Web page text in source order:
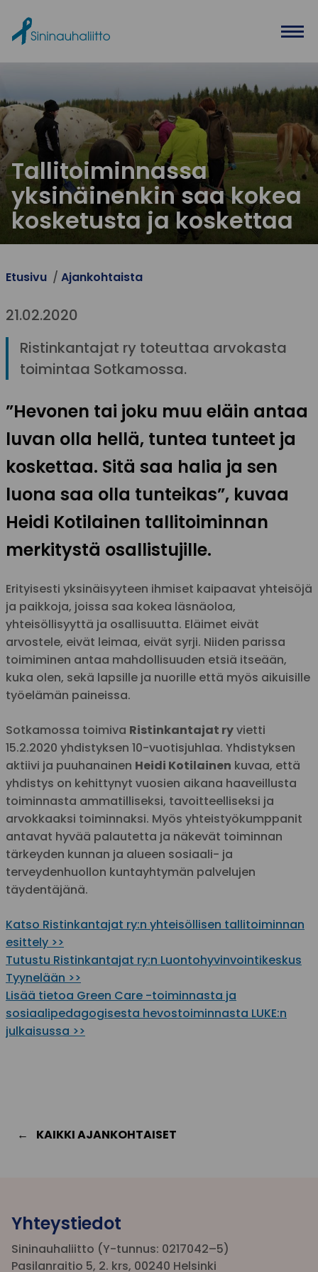
Tallitoiminnassa
yksinäinenkin saa kokea
kosketusta ja koskettaa
Etusivu Ajankohtaista
21.02.2020
Ristinkantajat ry toteuttaa arvokasta
toimintaa Sotkamossa.
”Hevonen tai joku muu eläin antaa
luvan olla hellä, tuntea tunteet ja
koskettaa. Sitä saa halia ja sen
luona saa olla tunteikas”, kuvaa
Heidi Kotilainen tallitoiminnan
merkitystä osallistujille.
Erityisesti yksinäisyyteen ihmiset kaipaavat yhteisöjä
ja paikkoja, joissa saa kokea läsnäoloa,
yhteisöllisyyttä ja osallisuutta. Eläimet eivät
arvostele, eivät leimaa, eivät syrji. Niiden parissa
toimiminen antaa mahdollisuuden etsiä itseään,
kuka olen, sekä lapsille ja nuorille että myös aikuisille
työelämän paineissa.
Sotkamossa toimiva Ristinkantajat ryvietti
15.2.2020 yhdistyksen 10-vuotisjuhlaa. Yhdistyksen
aktiivi ja puuhanainen Heidi Kotilainen kuvaa, että
yhdistys on kehittynyt vuosien aikana haaveillusta
toiminnasta ammatilliseksi, tavoitteelliseksi ja
arvokkaaksi toiminnaksi. Myös yhteistyökumppanit
antavat hyvää palautetta ja näkevät toiminnan
tärkeyden kunnan ja alueen sosiaali- ja
terveydenhuollon kuntayhtymän palvelujen
täydentäjänä.
Katso Ristinkantajat ry:n yhteisöllisen tallitoiminnan
esittely >>
Tutustu Ristinkantajat ry:n Luontohyvinvointikeskus
Tyynelään >>
Lisää tietoa Green Care -toiminnasta ja
sosiaalipedagogisesta hevostoiminnasta LUKE:n
julkaisussa >>
KAIKKI AJANKOHTAISET
Yhteystiedot
Sininauhaliitto (Y-tunnus: 0217042–5)
Pasilanraitio 5, 2. krs, 00240 Helsinki